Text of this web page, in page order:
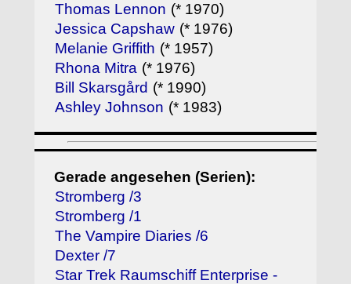
Thomas Lennon (* 1970)
Jessica Capshaw (* 1976)
Melanie Griffith (* 1957)
Rhona Mitra (* 1976)
Bill Skarsgård (* 1990)
Ashley Johnson (* 1983)
Gerade angesehen (Serien):
Stromberg /3
Stromberg /1
The Vampire Diaries /6
Dexter /7
Star Trek Raumschiff Enterprise -